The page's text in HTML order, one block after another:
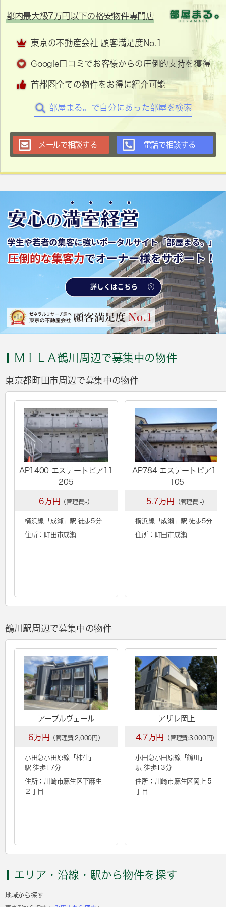
都内最大級7万円以下の格安物件専門店
東京の不動産会社 顧客満足度No.1
Google口コミでお客様からの圧倒的支持を獲得
首都圏全ての物件をお得に紹介可能
部屋まる。で自分にあった部屋を検索
メールで相談する 電話で相談する
ＭＩＬＡ鶴川周辺で募集中の物件
東京都町田市周辺で募集中の物件
AP1400 エステートピア11
205
6万円 （管理費:-）
横浜線「 成瀬 」駅 徒歩5分
住所：町田市成瀬
AP784 エステートピア11
105
5.7万円 （管理費:-）
横浜線「 成瀬 」駅 徒歩5分
住所：町田市成瀬
鶴川駅周辺で募集中の物件
アーブルヴェール
6万円 （管理費:2,000円）
小田急小田原線「 柿生 」
駅 徒歩17分
住所：川崎市麻生区下麻生
２丁目
アザレ岡上
4.7万円 （管理費:3,000円）
小田急小田原線「鶴川
」
駅 徒歩13分
住所：川崎市麻生区岡上５
丁目
エリア・沿線・駅から物件を探す
地域から探す